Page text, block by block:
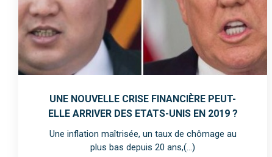
UNE NOUVELLE CRISE FINANCIÈRE PEUT-
ELLE ARRIVER DES ETATS-UNIS EN 2019 ?
Une inflation maîtrisée, un taux de chômage au
plus bas depuis 20 ans,(...)